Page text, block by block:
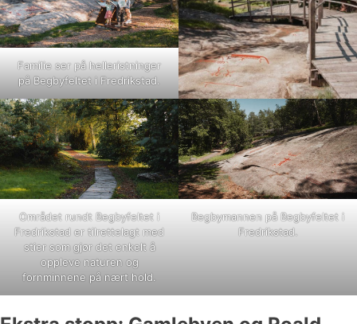
Familie ser på helleristninger
på Begbyfeltet i Fredrikstad.
Området rundt Begbyfeltet i
Fredrikstad er tilrettelagt med
stier som gjør det enkelt å
oppleve naturen og
fornminnene på nært hold.
Begbymannen på Begbyfeltet i
Fredrikstad.